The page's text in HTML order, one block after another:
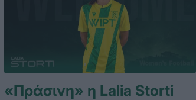
«Πράσινη» η Lalia Storti